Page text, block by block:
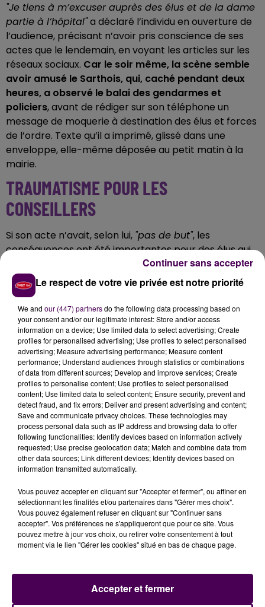
"Je tiens à m’excuser auprès des élus et de la dame
partie à l’hôpital"a déclaré l’individu en ouverture de
l’audience, précisant n’avoir pris conscience de ses
actes que le lendemain, en voyant les articles sur les
réseaux sociaux. Car le soir même, la scène semble
avoir amusé le Sarthois, qui, caché pendant deux
heures, a observé le balai des gendarmes et
policiers, avant de rédiger sur son téléphone un
message de moquerie à destination des élus et forces
de l’ordre. Texte qu’il a imprimé, glissé dans une
enveloppe, elle-même déposée au petit matin à la
mairie.
TRAUMATISME POUR LES
CONSEILLERS
Si son acte n’avait, selon lui, "pas de but", les
conséquences ont été importantes pour des élus qui
ont tout de suite cru au pire : une attaque terroriste.
L’une d’entre eux a fait une chute de plus de trois
mètres dans un escalier en voulant s’échapper par
la fenêtre et s’est gravement blessée. Bilan : trois
mois d’ITT. Certains conseillers, eux, ne veulent plus
revenir dans le bâtiment par peur que d’autres aient
envie de faire pareil. Pour la séance prévue à la fin du
mois de mars, la porte sera très certainement
verrouillée.
DE LA PRISON FERME
"On ne peut pas faire ça sans avoir une idée derrière
la tête"estime le ministère public qui requiert 18 mois
de prison dont six avec sursis. L’avocate du prévenu,
persuadé qu’il"n'a pas cherché à faire peur ou mal"
doléance non suivie par les juges, qui prononcent une
peine de18 mois de prison dont douze ferme, avec
obligation de soins et 105 heures de TIG, ainsi
qu’une interdiction de port d’arme et de séjour sur
années. Menotté, et désormais doté d’un casier, il a
été emmené directement en prison.
Le respect de votre vie privée est notre priorité
We and our (447) partnersdo the following data processing based on
your consent and/or our legitimate interest: Store and/or access
information on a device; Use limited data to select advertising; Create
profiles for personalised advertising; Use profiles to select personalised
advertising; Measure advertising performance; Measure content
performance; Understand audiences through statistics or combinations
of data from different sources; Develop and improve services; Create
profiles to personalise content; Use profiles to select personalised
content; Use limited data to select content; Ensure security, prevent and
detect fraud, and fix errors; Deliver and present advertising and content;
Save and communicate privacy choices. These technologies may
process personal data such as IP address and browsing data to offer
following functionalities: Identify devices based on information actively
requested; Use precise geolocation data; Match and combine data from
other data sources; Link different devices; Identify devices based on
information transmitted automatically.
Vous pouvez accepter en cliquant sur "Accepter et fermer", ou affiner en
sélectionnant les finalités et/ou partenaires dans "Gérer mes choix".
Vous pouvez également refuser en cliquant sur "Continuer sans
accepter". Vos préférences ne s'appliqueront que pour ce site. Vous
pouvez mettre à jour vos choix, ou retirer votre consentement à tout
moment via le lien "Gérer les cookies" situé en bas de chaque page.
Accepter et fermer
Continuer sans accepter